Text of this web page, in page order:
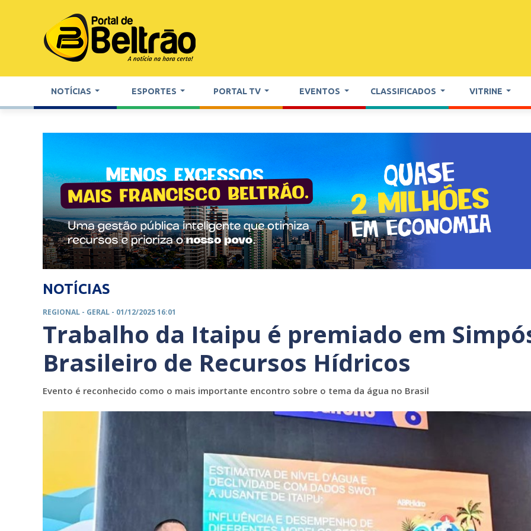
NOTÍCIAS ESPORTES PORTAL TV EVENTOS CLASSIFICADOS VITRINE
NOTÍCIAS
REGIONAL - GERAL - 01/12/2025 16:01
Trabalho da Itaipu é premiado em
Brasileiro de Recursos Hídricos
Evento é reconhecido como o mais importante encontro sobre o tema da água no Brasil